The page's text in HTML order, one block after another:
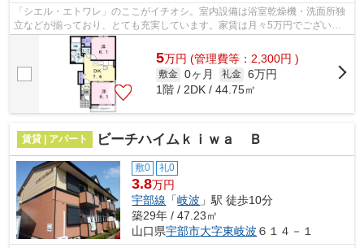
「シエル・エトワレ」のここがイチオシ。室内設備は浴室乾燥機・洗面所独
立などが揃っており、とても充実しています。家賃は月々5万円でございま
す。駐輪場付きの物件です。アパートタ...
5万円 (管理費等：2,300円 )
敷金 0ヶ月 礼金 6万円
1階 / 2DK / 44.75㎡
賃貸 | アパート ビーチハイムｋｉｗａ Ｂ
敷0 礼0
3.8万円
宇部線 「岐波 」駅 徒歩10分
築29年 / 47.23㎡
山口県宇部市大字東岐波 ６１４－１